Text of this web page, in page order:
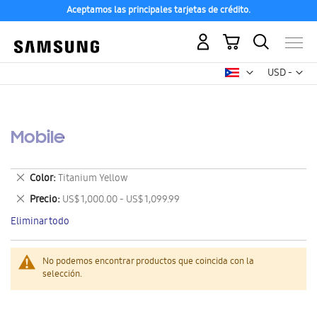
Aceptamos las principales tarjetas de crédito.
USD -
dólar
Mi carrito
Mobile
No podemos encontrar productos que coincida con la
selección.
Color Titanium Yellow
Eliminar
este
artículo
Precio US$ 1,000.00 - US$ 1,099.99
Eliminar
este
artículo
Eliminar todo